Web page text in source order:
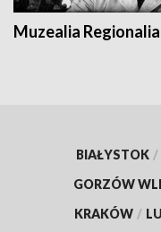
Muzealia Regionalia
BIAŁYSTOK /
GORZÓW
KRAKÓW /